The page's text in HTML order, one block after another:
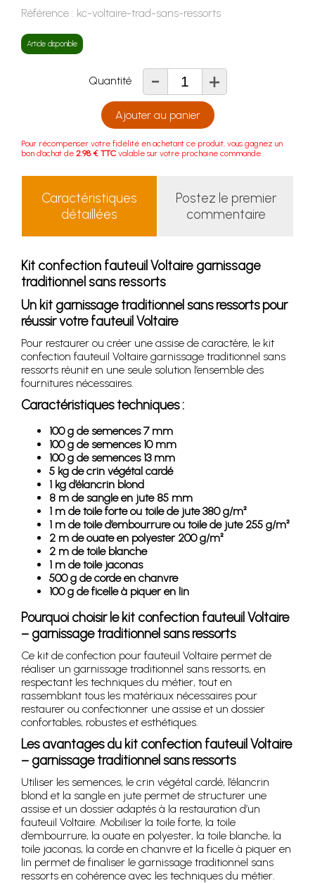
Référence : kc-voltaire-trad-sans-ressorts
Article disponible
Quantité - +
Ajouter au panier
Pour récompenser votre fidélité en achetant ce produit, vous gagnez un
bon d'achat de 2.98 € TTC valable sur votre prochaine commande.
Caractéristiques
détaillées
Postez le premier
commentaire
Kit confection fauteuil Voltaire garnissage
traditionnel sans ressorts
Un kit garnissage traditionnel sans ressorts pour
réussir votre fauteuil Voltaire
Pour restaurer ou créer une assise de caractère, le kit
confection fauteuil Voltaire garnissage traditionnel sans
ressorts réunit en une seule solution l’ensemble des
fournitures nécessaires.
Caractéristiques techniques :
100 g de semences 7 mm
100 g de semences 10 mm
100 g de semences 13 mm
5 kg de crin végétal cardé
1 kg d’élancrin blond
8 m de sangle en jute 85 mm
1 m de toile forte ou toile de jute 380 g/m²
1 m de toile d’embourrure ou toile de jute 255 g/m²
2 m de ouate en polyester 200 g/m²
2 m de toile blanche
1 m de toile jaconas
500 g de corde en chanvre
100 g de ficelle à piquer en lin
Pourquoi choisir le kit confection fauteuil Voltaire
– garnissage traditionnel sans ressorts
Ce kit de confection pour fauteuil Voltaire permet de
réaliser un garnissage traditionnel sans ressorts, en
respectant les techniques du métier, tout en
rassemblant tous les matériaux nécessaires pour
restaurer ou confectionner une assise et un dossier
confortables, robustes et esthétiques.
Les avantages du kit confection fauteuil Voltaire
– garnissage traditionnel sans ressorts
Utiliser les semences, le crin végétal cardé, l’élancrin
blond et la sangle en jute permet de structurer une
assise et un dossier adaptés à la restauration d’un
fauteuil Voltaire. Mobiliser la toile forte, la toile
d’embourrure, la ouate en polyester, la toile blanche, la
toile jaconas, la corde en chanvre et la ficelle à piquer en
lin permet de finaliser le garnissage traditionnel sans
ressorts en cohérence avec les techniques du métier.